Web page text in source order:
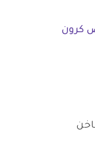
كرون